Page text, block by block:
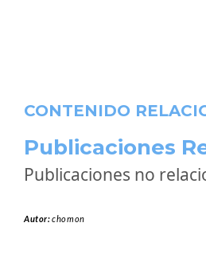
CONTENIDO
Publicaciones
Publicaciones no
Autor:chomon